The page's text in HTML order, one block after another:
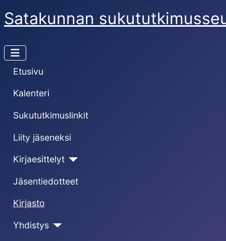
Satakunnan
Etusivu
Kalenteri
Sukututkimuslinkit
Liity jäseneksi
Kirjaesittelyt
Jäsentiedotteet
Kirjasto
Yhdistys